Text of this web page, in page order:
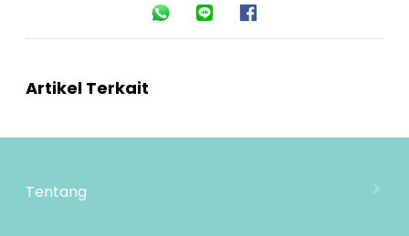
Artikel Terkait
Tentang